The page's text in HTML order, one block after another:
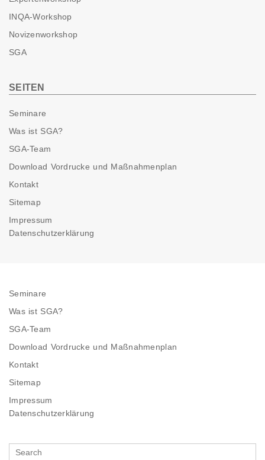
INQA-Workshop
Novizenworkshop
SGA
SEITEN
Seminare
Was ist SGA?
SGA-Team
Download Vordrucke und Maßnahmenplan
Kontakt
Sitemap
Impressum
Datenschutzerklärung
Seminare
Was ist SGA?
SGA-Team
Download Vordrucke und Maßnahmenplan
Kontakt
Sitemap
Impressum
Datenschutzerklärung
Search